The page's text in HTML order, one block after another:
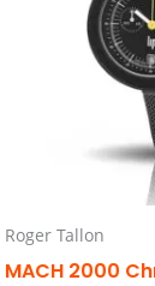
Roger Tallon
MACH 2000